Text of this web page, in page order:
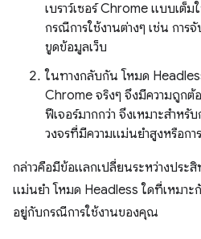
เบราว์เซอร์ Chrome แบบเต็
กรณีการใช้งานต่างๆ เช่น กา
ขูดข้อมูลเว็บ
ในทางกลับกัน โหมด
Chrome จริงๆ จึงมีความถูกต้
ฟีเจอร์มากกว่า จึงเหมาะสำห
วงจรที่มีความแม่นยำสูงหรือกา
กล่าวคือมีข้อแลกเปลี่ยนระหว่างประ
แม่นยำ โหมด Headless ใดที่เหมา
อยู่กับกรณีการใช้งานของคุณ